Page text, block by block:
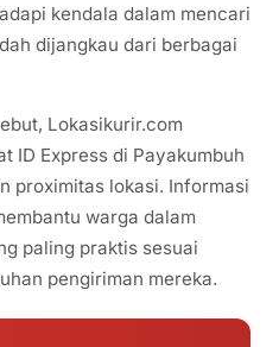
kendala dalam mencari
dijangkau dari berbagai
Lokasikurir.com
ID Express di Payakumbuh
proximitas lokasi. Informasi
warga dalam
paling praktis sesuai
pengiriman mereka.